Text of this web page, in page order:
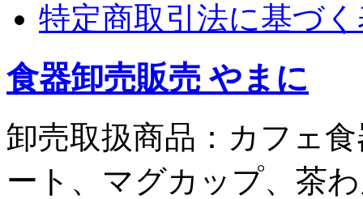
特定商取引法に基づ
食器卸売販売 やまに
卸売取扱商品：カフェ
ート、マグカップ、茶